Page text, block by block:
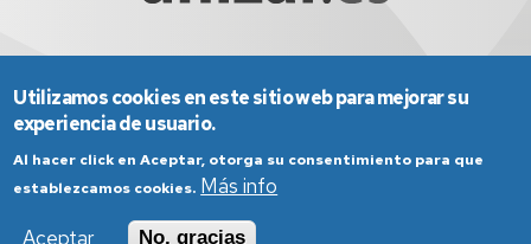
Aviso Legal
Condiciones generales de uso
Política de Privacidad
Política de Accesibilidad
Utilizamos cookies en este sitio web para mejorar su
experiencia de usuario.
Al hacer click en Aceptar, otorga su consentimiento para que
establezcamos cookies. Más info
Aceptar
No, gracias